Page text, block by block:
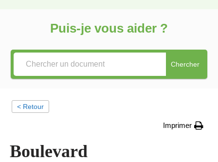
Puis-je vous aider ?
Chercher
< Retour
Imprimer
Boulevard